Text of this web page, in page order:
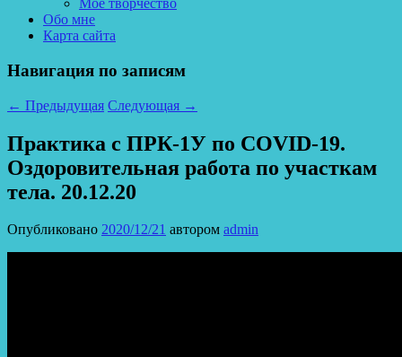
Мое творчество
Обо мне
Карта сайта
Навигация по записям
← Предыдущая Следующая →
Практика с ПРК-1У по COVID-19.
Оздоровительная работа по участкам
тела. 20.12.20
Опубликовано 2020/12/21 автором admin